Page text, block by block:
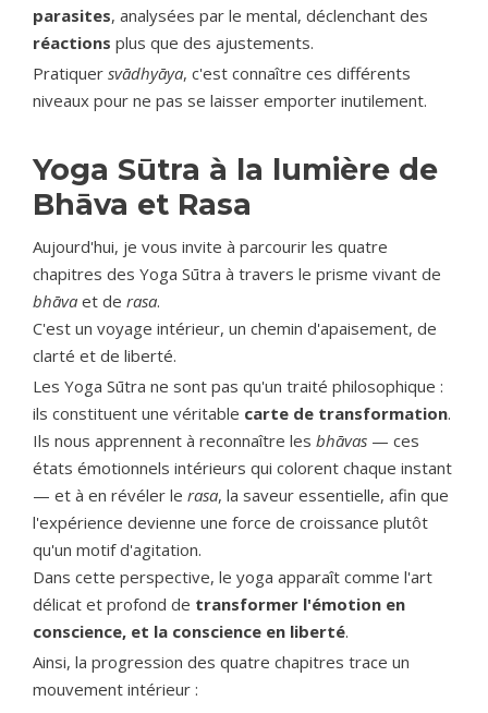
parasites, analysées par le mental, déclenchant des
réactions plus que des ajustements.
Pratiquer svādhyāya, c'est connaître ces différents
niveaux pour ne pas se laisser emporter inutilement.
Yoga Sūtra à la lumière de
Bhāva et Rasa
Aujourd'hui, je vous invite à parcourir les quatre
chapitres des Yoga Sūtra à travers le prisme vivant de
bhāva et de rasa.
C'est un voyage intérieur, un chemin d'apaisement, de
clarté et de liberté.
Les Yoga Sūtra ne sont pas qu'un traité philosophique :
ils constituent une véritable carte de transformation.
Ils nous apprennent à reconnaître les bhāvas — ces
états émotionnels intérieurs qui colorent chaque instant
— et à en révéler le rasa, la saveur essentielle, afin que
l'expérience devienne une force de croissance plutôt
qu'un motif d'agitation.
Dans cette perspective, le yoga apparaît comme l'art
délicat et profond de transformer l'émotion en
conscience, et la conscience en liberté.
Ainsi, la progression des quatre chapitres trace un
mouvement intérieur :